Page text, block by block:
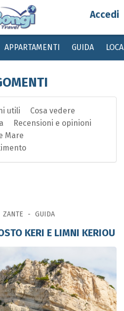
APPARTAMENTI GUIDA
Partenza
Periodo
Passeggeri
ai 12 anni sconto del 20% su quota base
invariate
utili
Cosa vedere
Recensioni e opinioni
Mare
ZANTE GUIDA
KERI E LIMNI KERIOU